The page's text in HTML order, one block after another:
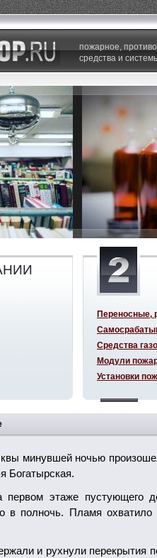
минувшей ночью
Богатырская.
первом этаже пустующего
в полночь. Пламя
и рухнули перекрытия
пожарное,
средства и
Переносные,
Средства
Модули
Установки